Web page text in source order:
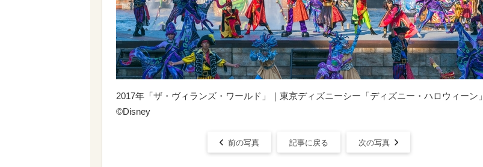
2017年「ザ・ヴィランズ・ワールド」｜東京ディズニーシー「ディズニー・ハロウィーン」
©Disney
前の写真 記事に戻る 次の写真